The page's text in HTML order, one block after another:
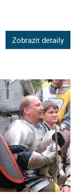
Zobrazit detaily